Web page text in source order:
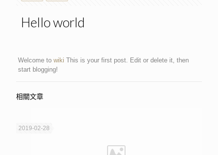
Hello world
Welcome to wiki This is your first post. Edit or delete it, then
start blogging!
相關文章
2019-02-28